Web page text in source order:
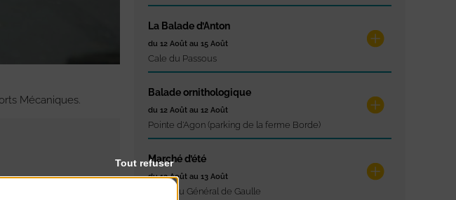
Mécaniques.
La Balade d’Anton
du 12 Août au 15 Août
Cale du Passous
Balade ornithologique
du 12 Août au 12 Août
Pointe d'Agon (parking de la ferme Borde)
Marché d’été
du 13 Août au 13 Août
Place du Général de Gaulle
Tout refuser